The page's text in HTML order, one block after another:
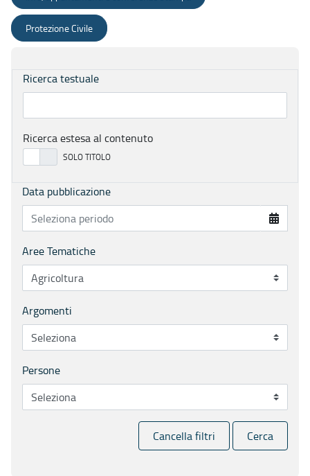
Protezione Civile
Ricerca testuale
Ricerca estesa al contenuto
Data pubblicazione
Aree Tematiche
Argomenti
Persone
Cancella filtri Cerca